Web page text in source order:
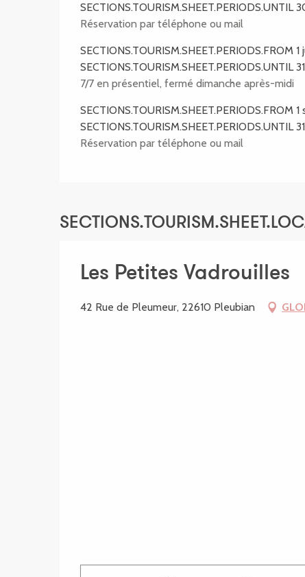
SECTIONS.TOURISM.SHEET.PERIODS.UNTIL
Réservation par téléphone ou mail
SECTIONS.TOURISM.SHEET.PERIODS.FROM
SECTIONS.TOURISM.SHEET.PERIODS.UNTIL
7/7 en présentiel, fermé dimanche après-midi
SECTIONS.TOURISM.SHEET.PERIODS.FROM
SECTIONS.TOURISM.SHEET.PERIODS.UNTIL
Réservation par téléphone ou mail
Les Petites Vadrouilles
42 Rue de Pleumeur, 22610 Pleubian